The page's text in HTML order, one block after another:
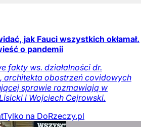
jak Fauci wszystkich okłamał.
o pandemii
fakty ws. działalności dr.
architekta obostrzeń covidowych
sprawie rozmawiają w
i Wojciech Cejrowski.
Tylko na DoRzeczy.pl